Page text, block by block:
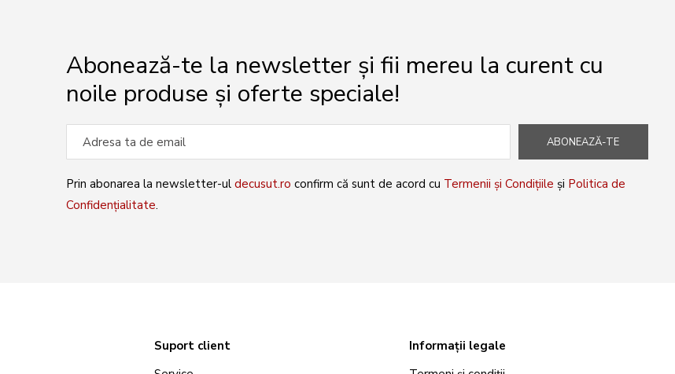
Abonează-te la newsletter și fii mereu la curent cu
noile produse și oferte speciale!
ABONEAZĂ-TE
Prin abonarea la newsletter-ul decusut.ro confirm că sunt de acord cu Termenii și Condițiile și Politica de
Confidențialitate.
Suport client
Informații legale